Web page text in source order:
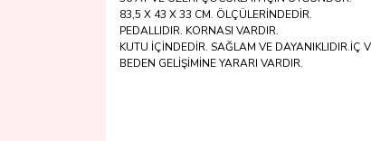
83,5 X 43 X 33 CM. ÖLÇÜLERİNDEDİR.
PEDALLIDIR. KORNASI VARDIR.
KUTU İÇİNDEDİR. SAĞLAM VE DAYANIKLIDIR.İÇ
BEDEN GELİŞİMİNE YARARI VARDIR.